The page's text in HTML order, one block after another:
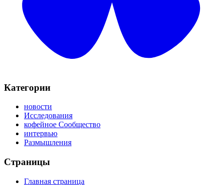
Категории
новости
Исследования
кофейное Сообщество
интервью
Размышления
Страницы
Главная страница